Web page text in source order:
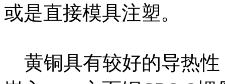
或是直接模具注塑。
黄铜具有较好的导热性